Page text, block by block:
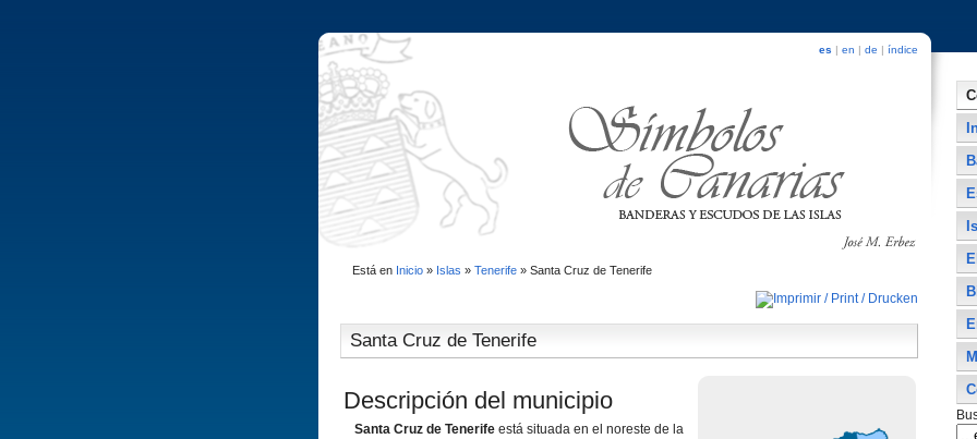
es | en | de | índice
Está en Inicio» Islas » Tenerife» Santa Cruz de Tenerife
Santa Cruz de Tenerife
Descripción del municipio
Santa Cruz de Tenerife está situada en el noreste de la